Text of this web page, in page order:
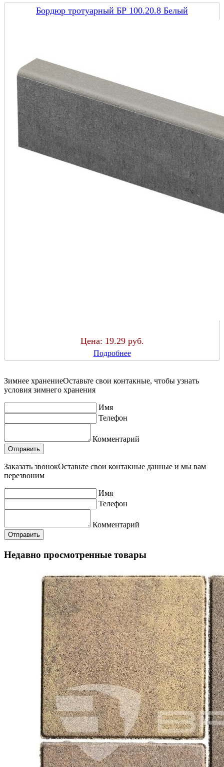
Бордюр тротуарный БР 100.20.8 Белый
Цена: 19.29 руб.
Подробнее
Зимнее хранениеОставьте свои контакные, чтобы узнать
условия зимнего хранения
Имя
Телефон
Комментарий
Заказать звонокОставьте свои контакные данные и мы вам
перезвоним
Имя
Телефон
Комментарий
Недавно просмотренные товары